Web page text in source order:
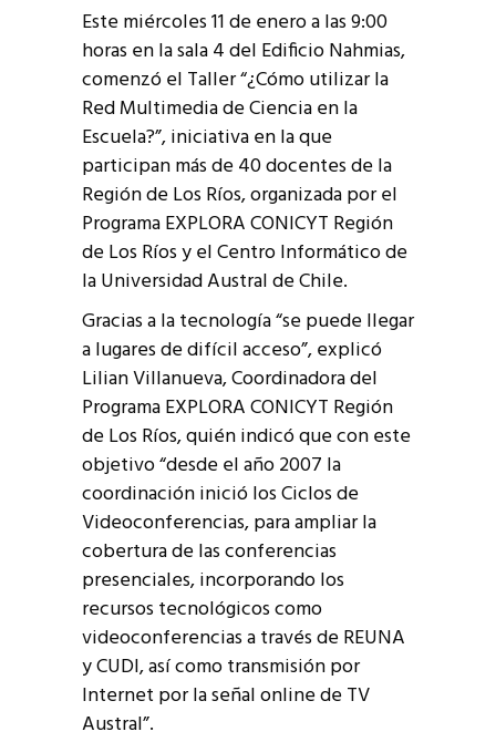
Este miércoles 11 de enero a las 9:00
horas en la sala 4 del Edificio Nahmias,
comenzó el Taller “¿Cómo utilizar la
Red Multimedia de Ciencia en la
Escuela?”, iniciativa en la que
participan más de 40 docentes de la
Región de Los Ríos, organizada por el
Programa EXPLORA CONICYT Región
de Los Ríos y el Centro Informático de
la Universidad Austral de Chile.
Gracias a la tecnología “se puede llegar
a lugares de difícil acceso”, explicó
Lilian Villanueva, Coordinadora del
Programa EXPLORA CONICYT Región
de Los Ríos, quién indicó que con este
objetivo “desde el año 2007 la
coordinación inició los Ciclos de
Videoconferencias, para ampliar la
cobertura de las conferencias
presenciales, incorporando los
recursos tecnológicos como
videoconferencias a través de REUNA
y CUDI, así como transmisión por
Internet por la señal online de TV
Austral”.